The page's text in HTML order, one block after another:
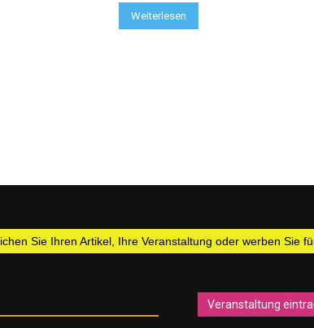
Weiterlesen
Sie Ihren Artikel, Ihre Veranstaltung oder werben Sie
Veranstaltung